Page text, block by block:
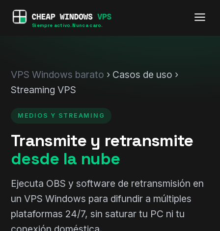
Siempre activo. Nunca caro.
VPS Windows barato › Casos de uso ›
Streaming VPS
MEDIOS Y STREAMING
Transmite y retransmite
desde la nube
Ejecuta OBS y software de retransmisión en
un VPS Windows para difundir a múltiples
plataformas 24/7, sin saturar tu PC ni tu